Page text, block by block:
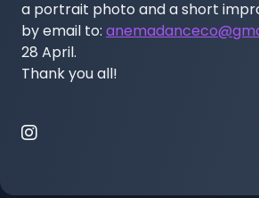
a portrait photo and a short
by email to:
28 April.
Thank you all!